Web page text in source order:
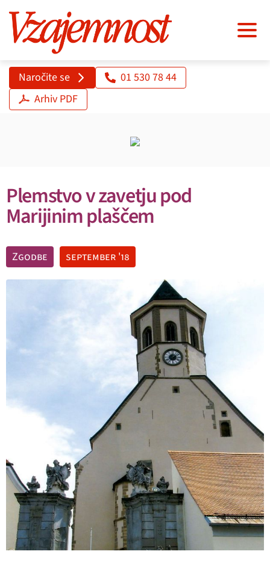
Naročite se
01 530 78 44
Arhiv PDF
Plemstvo v zavetju pod
Marijinim plaščem
Zgodbe september '18